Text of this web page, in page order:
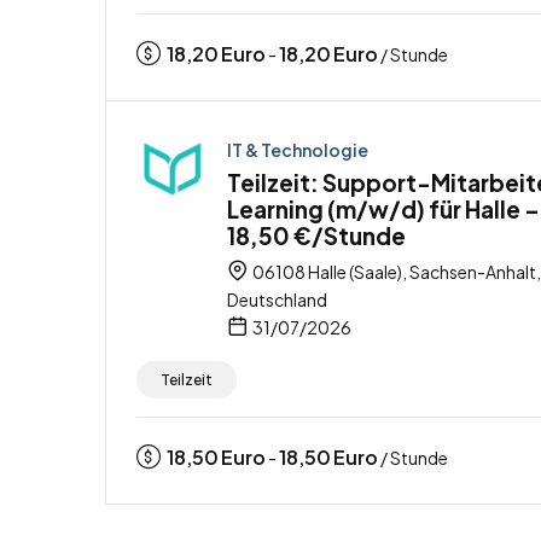
18,20Euro -18,20Euro / Stunde
IT & Technologie
Teilzeit: Support-
Learning (m/w/d) für Halle –
18,50 €/Stunde
06108 Halle (Saale), Sachsen-Anhalt,
Deutschland
31/07/2026
Teilzeit
18,50Euro -18,50Euro / Stunde